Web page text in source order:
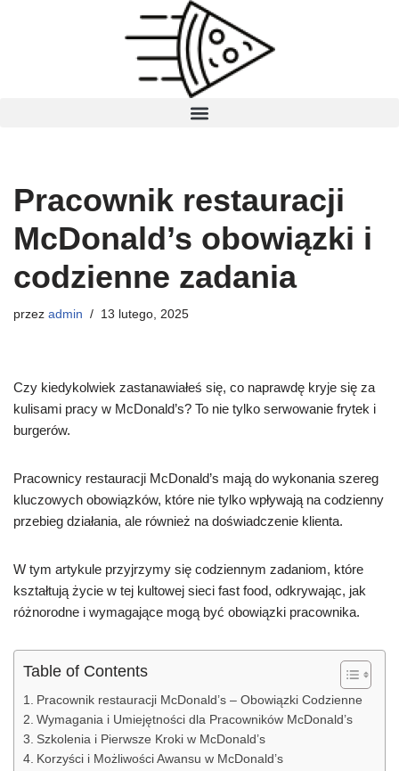
Pracownik restauracji
McDonald’s obowiązki i
codzienne zadania
przez admin 13 lutego, 2025
Czy kiedykolwiek zastanawiałeś się, co naprawdę kryje się za
kulisami pracy w McDonald’s? To nie tylko serwowanie frytek i
burgerów.
Pracownicy restauracji McDonald’s mają do wykonania szereg
kluczowych obowiązków, które nie tylko wpływają na codzienny
przebieg działania, ale również na doświadczenie klienta.
W tym artykule przyjrzymy się codziennym zadaniom, które
kształtują życie w tej kultowej sieci fast food, odkrywając, jak
różnorodne i wymagające mogą być obowiązki pracownika.
Table of Contents
Pracownik restauracji McDonald’s – Obowiązki Codzienne
Wymagania i Umiejętności dla Pracowników McDonald’s
Szkolenia i Pierwsze Kroki w McDonald’s
Korzyści i Możliwości Awansu w McDonald’s